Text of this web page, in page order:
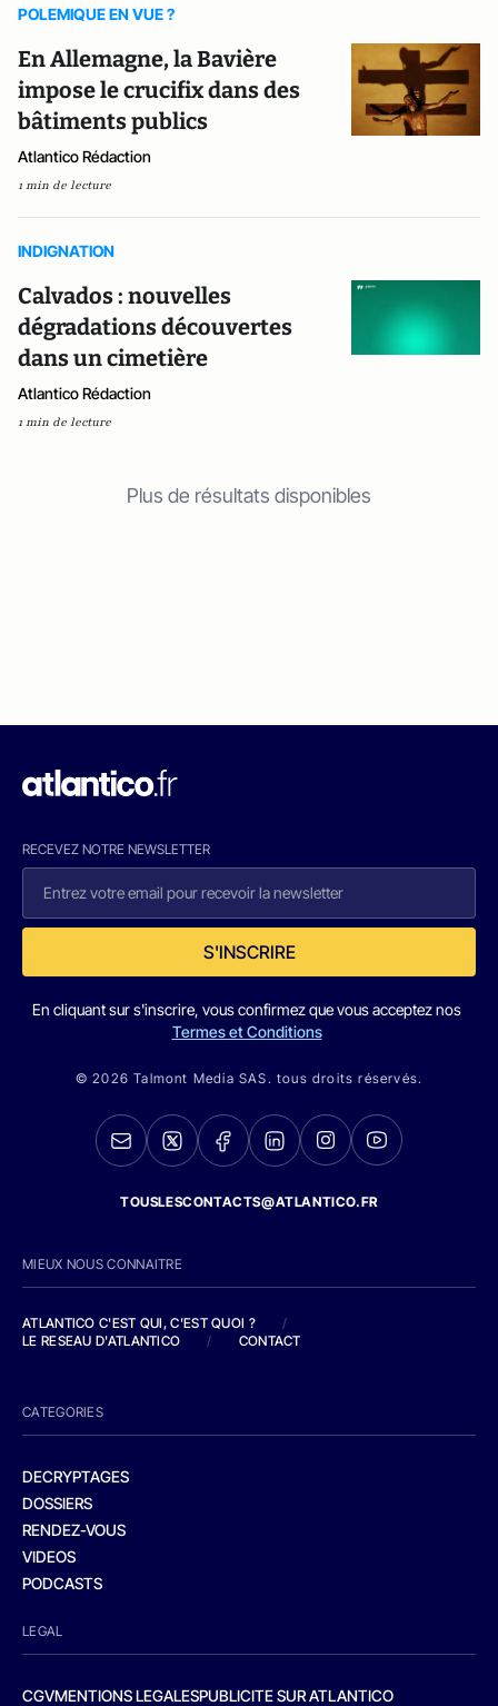
POLEMIQUE EN VUE ?
En Allemagne, la Bavière
impose le crucifix dans des
bâtiments publics
Atlantico Rédaction
1 min de lecture
INDIGNATION
Calvados : nouvelles
dégradations découvertes
dans un cimetière
Atlantico Rédaction
1 min de lecture
Plus de résultats disponibles
RECEVEZ NOTRE NEWSLETTER
S'INSCRIRE
En cliquant sur s'inscrire, vous confirmez que vous acceptez nos
Termes et Conditions
© 2026 Talmont Media SAS. tous droits réservés.
TOUSLESCONTACTS@ATLANTICO.FR
MIEUX NOUS CONNAITRE
ATLANTICO C'EST QUI, C'EST QUOI ?
/
LE RESEAU D'ATLANTICO
/ CONTACT
CATEGORIES
DECRYPTAGES
DOSSIERS
RENDEZ-VOUS
VIDEOS
PODCASTS
LEGAL
CGVMENTIONS LEGALESPUBLICITE SUR ATLANTICO